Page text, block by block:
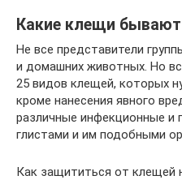
Какие клещи бывают
Не все представители
и домашних животных. Но
25 видов клещей, которых
кроме нанесения явного
различные инфекционные и
глистами и им подобными
Как защититься от клещей